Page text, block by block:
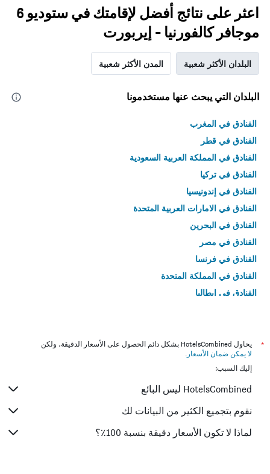
اعثر على نتائج أفضل لإقامتك في ستوديو 6
موجافر كالفورنيا - إيربورت
البلدان الأكثر شعبية المدن الأكثر شعبية
البلدان التي يبحث عنها مستخدمونا
الفنادق في المغرب
الفنادق في قطر
الفنادق في المملكة العربية السعودية
الفنادق في تركيا
الفنادق في إندونيسيا
الفنادق في الامارات العربية المتحدة
الفنادق في البحرين
الفنادق في مصر
الفنادق في فرنسا
الفنادق في المملكة المتحدة
الفنادق في إيطاليا
*
يحاول HotelsCombined بشكل دائم الحصول على الأسعار الدقيقة، ولكن
لا يمكن ضمان الأسعار .
إليك السبب:
HotelsCombined ليس البائع
نقوم بتجميع الكثير من البيانات لك
لماذا لا تكون الأسعار دقيقة بنسبة 100٪؟